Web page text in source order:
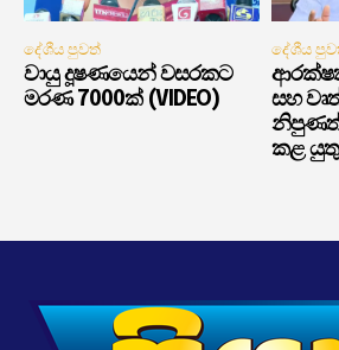
දේශීය පුවත්
වායු දූෂණයෙන් වසරකට
මරණ 7000ක් (VIDEO)
දේශීය
සහ
කළ